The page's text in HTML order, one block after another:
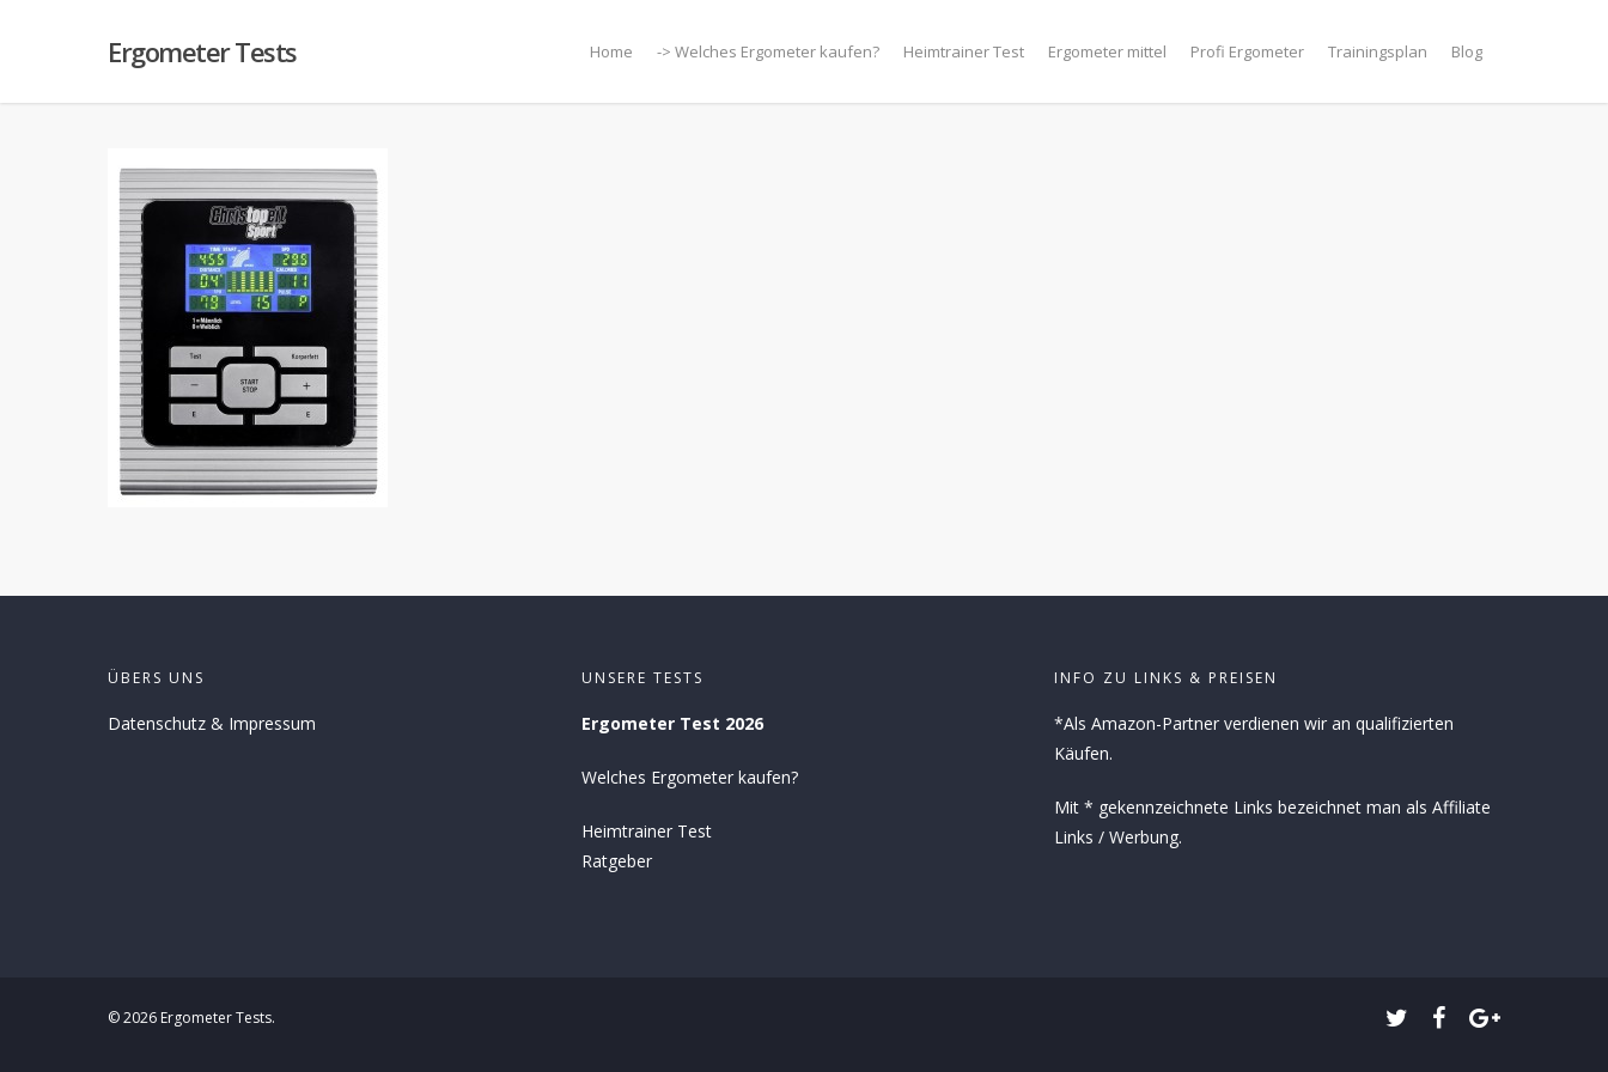
Ergometer Tests Home -> Welches Ergometer kaufen? Heimtrainer Test Ergometer mittel Profi Ergometer Trainingsplan Blog
ÜBERS UNS
Datenschutz & Impressum
UNSERE TESTS
Ergometer Test 2026
Welches Ergometer kaufen?
Heimtrainer Test
Ratgeber
INFO ZU LINKS & PREISEN
*Als Amazon-Partner verdienen wir an qualifizierten
Käufen.
Mit * gekennzeichnete Links bezeichnet man als Affiliate
Links / Werbung.
© 2026 Ergometer Tests.